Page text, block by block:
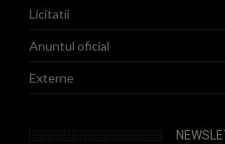
Licitatii
Anuntul oficial
Externe